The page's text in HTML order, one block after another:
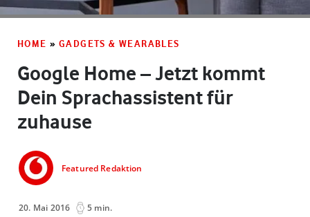
HOME » GADGETS & WEARABLES
Google Home – Jetzt kommt
Dein Sprachassistent für
zuhause
Featured Redaktion
20. Mai 2016 5 min.